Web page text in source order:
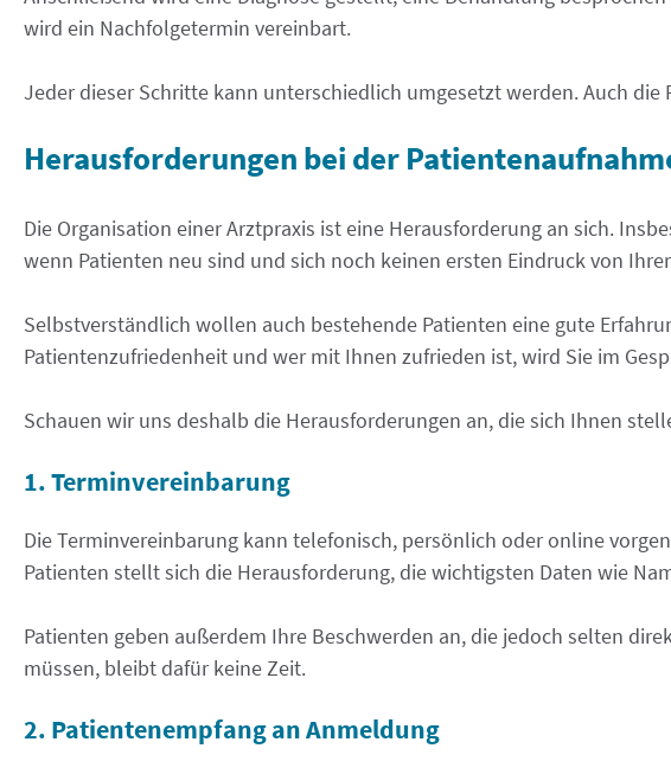
wird ein Nachfolgetermin vereinbart.
Jeder dieser Schritte kann unterschiedlich umgesetzt werden. Auch
Herausforderungen bei der
Die Organisation einer Arztpraxis ist eine Herausforderung an sich.
wenn Patienten neu sind und sich noch keinen ersten Eindruck von
Selbstverständlich wollen auch bestehende Patienten eine gute
Patientenzufriedenheit und wer mit Ihnen zufrieden ist, wird Sie im
Schauen wir uns deshalb die Herausforderungen an, die sich Ihnen
1. Terminvereinbarung
Die Terminvereinbarung kann telefonisch, persönlich oder online
Patienten stellt sich die Herausforderung, die wichtigsten Daten wie
Patienten geben außerdem Ihre Beschwerden an, die jedoch selten
müssen, bleibt dafür keine Zeit.
2. Patientenempfang an Anmeldung